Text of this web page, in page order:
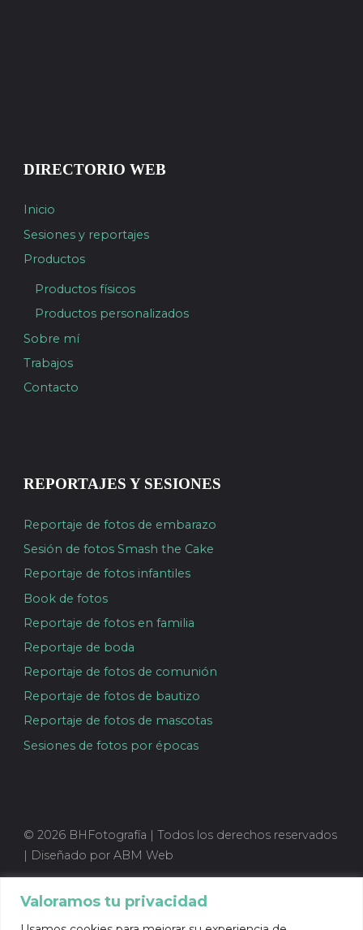
Valoramos tu privacidad
DIRECTORIO WEB
Inicio
Sesiones y reportajes
Productos
Productos físicos
Productos personalizados
Sobre mí
Trabajos
Contacto
REPORTAJES Y SESIONES
Reportaje de fotos de embarazo
Sesión de fotos Smash the Cake
Reportaje de fotos infantiles
Book de fotos
Reportaje de fotos en familia
Reportaje de boda
Reportaje de fotos de comunión
Reportaje de fotos de bautizo
Reportaje de fotos de mascotas
Sesiones de fotos por épocas
© 2026 BHFotografía | Todos los derechos reservados
| Diseñado por ABM Web